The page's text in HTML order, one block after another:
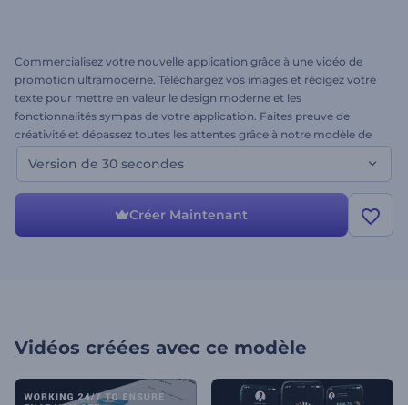
Commercialisez votre nouvelle application grâce à une vidéo de
promotion ultramoderne. Téléchargez vos images et rédigez votre
texte pour mettre en valeur le design moderne et les
fonctionnalités sympas de votre application. Faites preuve de
créativité et dépassez toutes les attentes grâce à notre modèle de
Promotion de l'application à thème sombre. Essayez-le dès
maintenant !
Version de 30 secondes
Créer Maintenant
Vidéos créées avec ce modèle